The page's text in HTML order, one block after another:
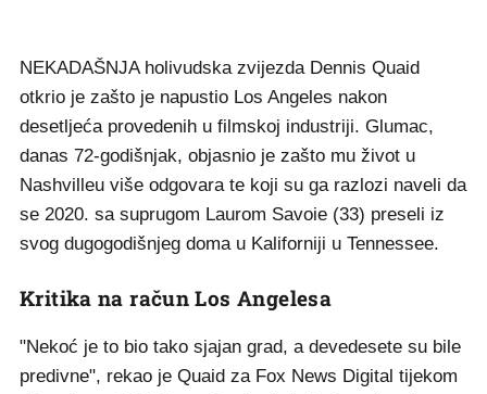
NEKADAŠNJA holivudska zvijezda Dennis Quaid
otkrio je zašto je napustio Los Angeles nakon
desetljeća provedenih u filmskoj industriji. Glumac,
danas 72-godišnjak, objasnio je zašto mu život u
Nashvilleu više odgovara te koji su ga razlozi naveli da
se 2020. sa suprugom Laurom Savoie (33) preseli iz
svog dugogodišnjeg doma u Kaliforniji u Tennessee.
Kritika na račun Los Angelesa
"Nekoć je to bio tako sjajan grad, a devedesete su bile
predivne", rekao je Quaid za Fox News Digital tijekom